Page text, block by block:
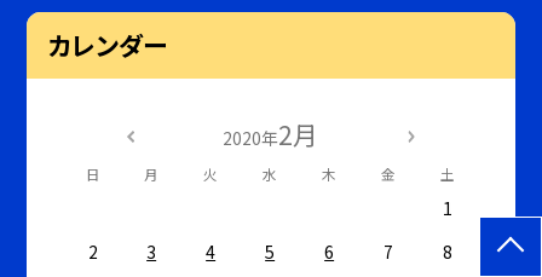
カレンダー
2020年2月
日 月 火 水 木 金 土
1
2
3 4 5 6 7 8